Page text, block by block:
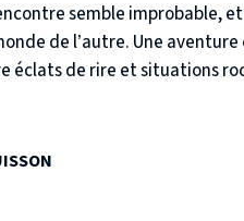
semble improbable,
de l’autre. Une
éclats de rire et situations
réjouissantes.
destin a réunies. Leurs
permettront de se sauver
humaine, à la fois